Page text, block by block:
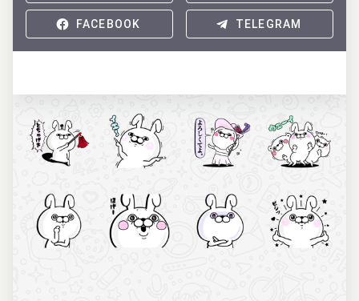
FACEBOOK TELEGRAM